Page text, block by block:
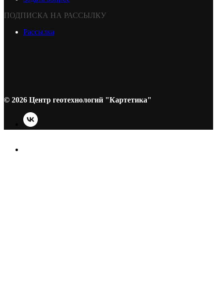
ПОДПИСКА НА РАССЫЛКУ
Рассылка
© 2026 Центр геотехнологий "Картетика"